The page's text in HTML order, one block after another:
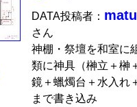
DATA投稿者：
さん
神棚・祭壇を和室に
類に神具（榊立＋榊
鏡＋蠟燭台＋水入れ
まで書き込み